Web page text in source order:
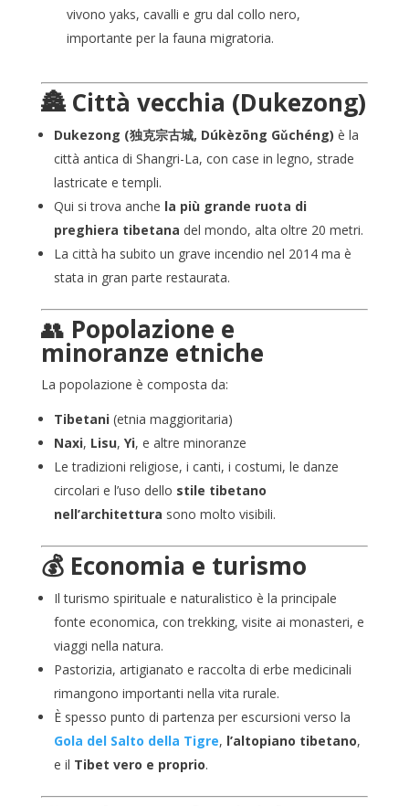
vivono yaks, cavalli e gru dal collo nero,
importante per la fauna migratoria.
🏯 Città vecchia (Dukezong)
Dukezong (独克宗古城, Dúkèzōng Gǔchéng) è la
città antica di Shangri-La, con case in legno, strade
lastricate e templi.
Qui si trova anche la più grande ruota di
preghiera tibetana del mondo, alta oltre 20 metri.
La città ha subito un grave incendio nel 2014 ma è
stata in gran parte restaurata.
👥 Popolazione e
minoranze etniche
La popolazione è composta da:
Tibetani(etnia maggioritaria)
Naxi, Lisu, Yi, e altre minoranze
Le tradizioni religiose, i canti, i costumi, le danze
circolari e l’uso dello stile tibetano
nell’architettura sono molto visibili.
💰 Economia e turismo
Il turismo spirituale e naturalistico è la principale
fonte economica, con trekking, visite ai monasteri, e
viaggi nella natura.
Pastorizia, artigianato e raccolta di erbe medicinali
rimangono importanti nella vita rurale.
È spesso punto di partenza per escursioni verso la
Gola del Salto della Tigre, l’altopiano tibetano,
e il Tibet vero e proprio.